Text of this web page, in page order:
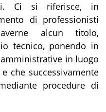
Ci si riferisce, in
di professionisti
alcun titolo,
tecnico, ponendo in
in luogo
che successivamente
procedure di